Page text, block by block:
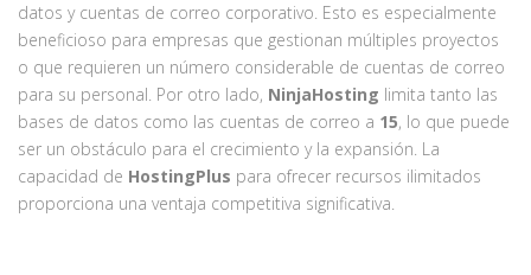
datos y cuentas de correo corporativo. Esto es especialmente
beneficioso para empresas que gestionan múltiples proyectos
o que requieren un número considerable de cuentas de correo
para su personal. Por otro lado, NinjaHosting limita tanto las
bases de datos como las cuentas de correo a 15, lo que puede
ser un obstáculo para el crecimiento y la expansión. La
capacidad de HostingPlus para ofrecer recursos ilimitados
proporciona una ventaja competitiva significativa.